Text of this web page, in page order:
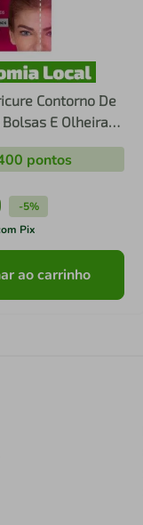
Contorno De
E Olheiras
pontos
-5%
Pix
ao carrinho